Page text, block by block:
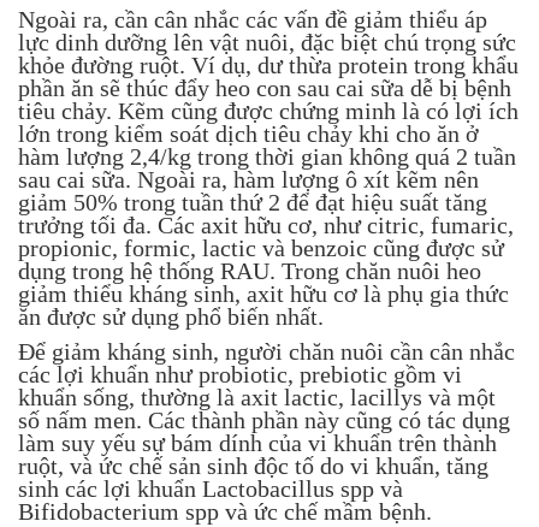
Ngoài ra, cần cân nhắc các vấn đề giảm thiểu áp
lực dinh dưỡng lên vật nuôi, đặc biệt chú trọng sức
khỏe đường ruột. Ví dụ, dư thừa protein trong khẩu
phần ăn sẽ thúc đẩy heo con sau cai sữa dễ bị bệnh
tiêu chảy. Kẽm cũng được chứng minh là có lợi ích
lớn trong kiểm soát dịch tiêu chảy khi cho ăn ở
hàm lượng 2,4/kg trong thời gian không quá 2 tuần
sau cai sữa. Ngoài ra, hàm lượng ô xít kẽm nên
giảm 50% trong tuần thứ 2 để đạt hiệu suất tăng
trưởng tối đa. Các axit hữu cơ, như citric, fumaric,
propionic, formic, lactic và benzoic cũng được sử
dụng trong hệ thống RAU. Trong chăn nuôi heo
giảm thiểu kháng sinh, axit hữu cơ là phụ gia thức
ăn được sử dụng phổ biến nhất.
Để giảm kháng sinh, người chăn nuôi cần cân nhắc
các lợi khuẩn như probiotic, prebiotic gồm vi
khuẩn sống, thường là axit lactic, lacillys và một
số nấm men. Các thành phần này cũng có tác dụng
làm suy yếu sự bám dính của vi khuẩn trên thành
ruột, và ức chế sản sinh độc tố do vi khuẩn, tăng
sinh các lợi khuẩn Lactobacillus spp và
Bifidobacterium spp và ức chế mầm bệnh.